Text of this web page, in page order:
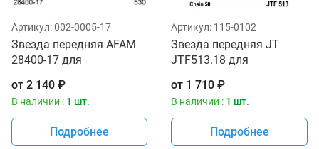
Артикул:002-0005-17
Звезда передняя AFAM
28400-17 для
от 2 140 ₽
В наличии : 1 шт.
Подробнее
Артикул: 115-0102
Звезда передняя JT
JTF513.18 для
от 1 710 ₽
В наличии : 1 шт.
Подробнее